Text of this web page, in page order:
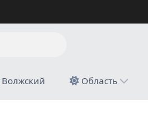
Волжский Область